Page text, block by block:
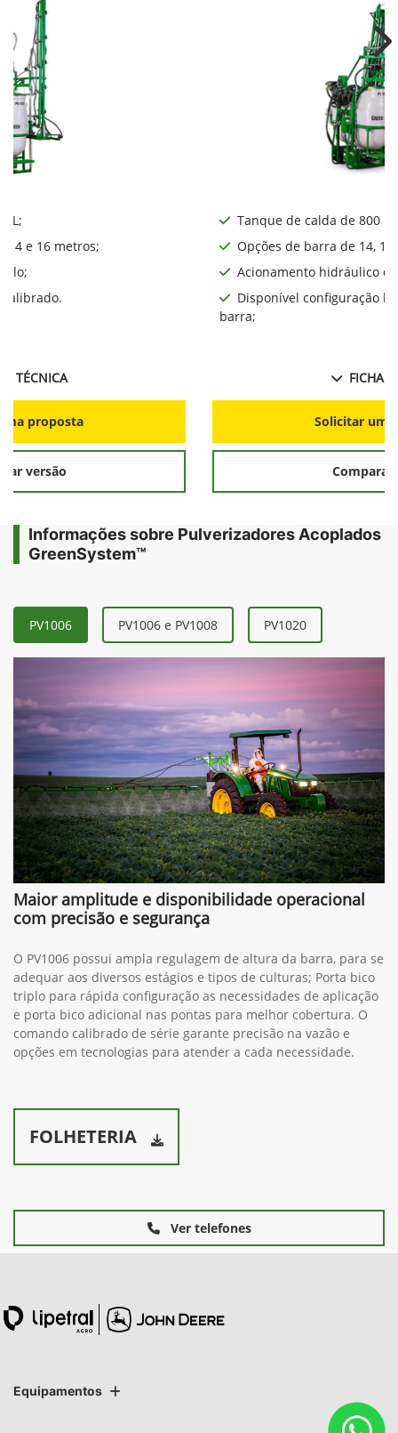
L;
14 e 16 metros;
TÉCNICA
proposta
versão
Tanque de calda de 800 L;
Opções de barra de 14,
Acionamento hidráulico
Disponível configuração
barra;
FICHA
Solicitar
Comparar
Informações sobre Pulverizadores Acoplados
GreenSystem™
PV1006 PV1006 e PV1008 PV1020
Maior amplitude e disponibilidade operacional
com precisão e segurança
O PV1006 possui ampla regulagem de altura da barra, para se
adequar aos diversos estágios e tipos de culturas; Porta bico
triplo para rápida configuração as necessidades de aplicação
e porta bico adicional nas pontas para melhor cobertura. O
comando calibrado de série garante precisão na vazão e
opções em tecnologias para atender a cada necessidade.
FOLHETERIA
Ver telefones
Equipamentos